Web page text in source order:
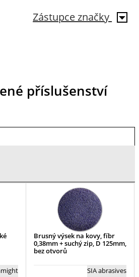
Zástupce značky
příslušenství
Brusný výsek na kovy, fíbr
0,38mm + suchý zip, D 125mm,
bez otvorů
SIA abrasives